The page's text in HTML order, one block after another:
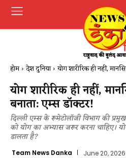
होम देश दुनिया योग शारीरिक ही नहीं,
योग शारीरिक ही नहीं,
बनाता: एम्स डॉक्टर!
दिल्ली एम्स के रूमेटोलॉजी विभाग की
को योग का अभ्यास जरूर करना चाहिए।
डालता है?
Team News Danka June 20,